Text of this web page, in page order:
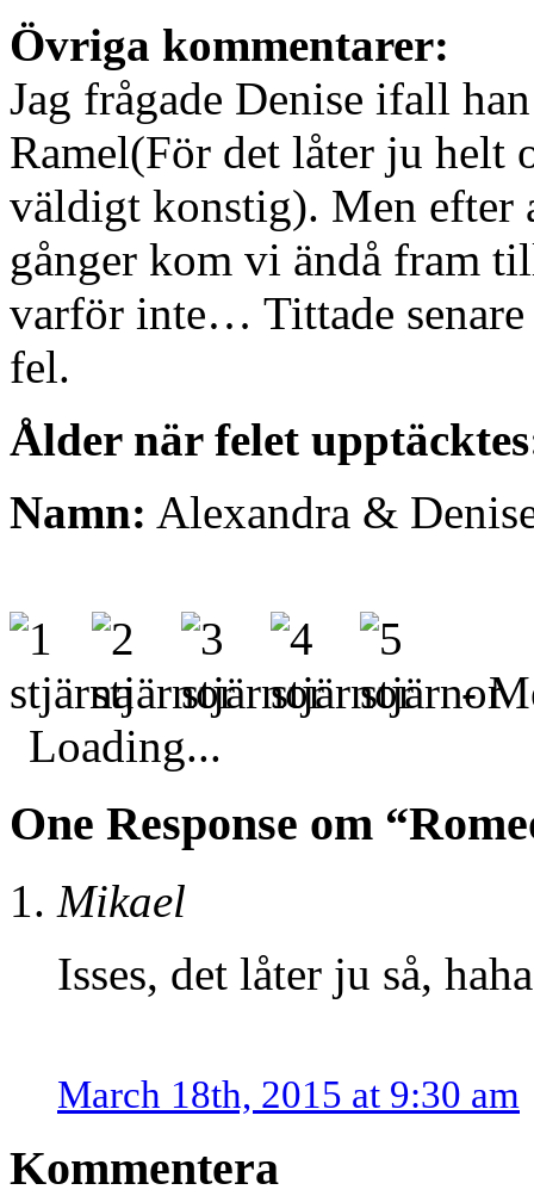
Övriga kommentarer:
Jag frågade Denise ifall
Ramel(För det låter ju helt
väldigt konstig). Men efter
gånger kom vi ändå fram
varför inte… Tittade
fel.
Ålder när felet
Namn: Alexandra &
-
Loading...
One Response om
Mikael
Isses, det låter ju så,
March 18th, 2015 at 9:30 am
Kommentera